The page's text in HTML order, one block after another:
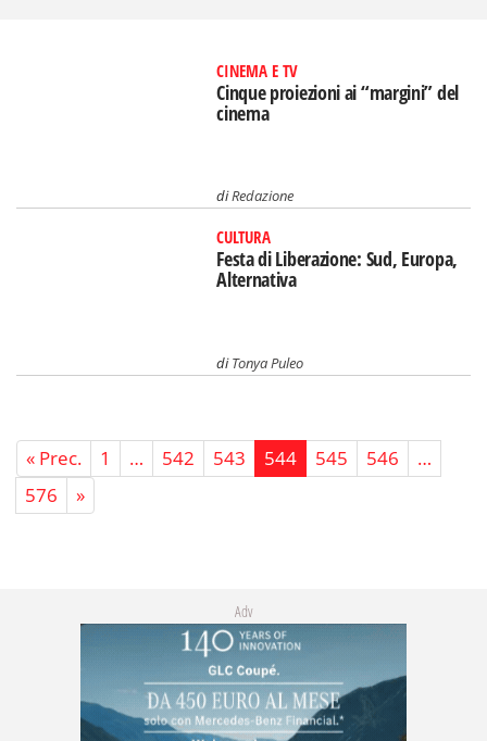
CINEMA E TV
Cinque proiezioni ai “margini” del
cinema
diRedazione
CULTURA
Festa di Liberazione: Sud, Europa,
Alternativa
diTonya Puleo
« Prec. 1 … 542 543 544 545 546
…
576
»
Adv